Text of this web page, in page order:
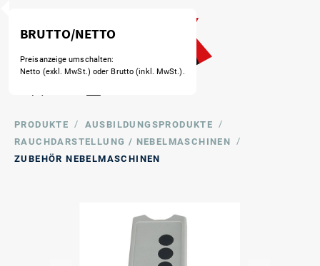
PRODUKTE / AUSBILDUNGSPRODUKTE
/
RAUCHDARSTELLUNG / NEBELMASCHINEN
/
ZUBEHÖR NEBELMASCHINEN
BRUTTO/NETTO
Preisanzeige umschalten:
Netto (exkl. MwSt.) oder Brutto (inkl. MwSt.).